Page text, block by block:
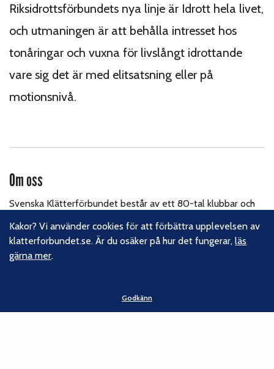
Riksidrottsförbundets nya linje är Idrott hela livet,
och utmaningen är att behålla intresset hos
tonåringar och vuxna för livslångt idrottande
vare sig det är med elitsatsning eller på
motionsnivå.
Om oss
Svenska Klätterförbundet består av ett 80-tal klubbar och
Kiruna i norr. Klättrarna i Sverige är dock betydligt fler och vi
för din talan, oavsett om du är medlem eller inte.Läs om
vårt hållbarhetsarbete.
Kakor? Vi använder cookies för att förbättra upplevelsen av
klatterforbundet.se. Är du osäker på hur det fungerar,läs
gärna mer.
Godkänn